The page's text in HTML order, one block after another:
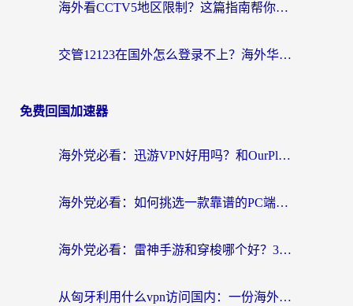
海外看CCTV5地区限制？这篇指南帮你流畅看欧洲杯、NBA还听中文解说
交管12123在国外怎么登录不上？海外华人必看的回国加速器选择指南
免费回国加速器
海外党必看：迅游VPN好用吗？和OurPlay VPN对比哪个回国效果更好？附真实体验测评
海外党必看：如何挑选一款靠谱的PC端VPN，让回国冲浪不再卡顿
海外党必看：雷神手游和穿梭哪个好？3步教你选对回国加速器（附实测对比）
从匈牙利用什么vpn访问国内：一份海外游子的网络归乡指南